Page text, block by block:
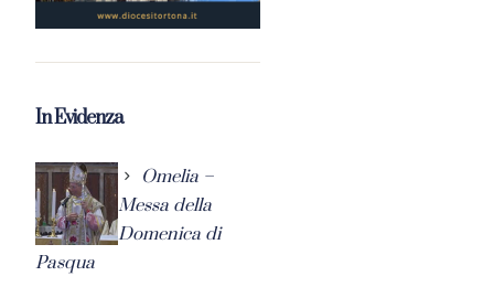
In Evidenza
Omelia –
Messa della
Domenica di
Pasqua